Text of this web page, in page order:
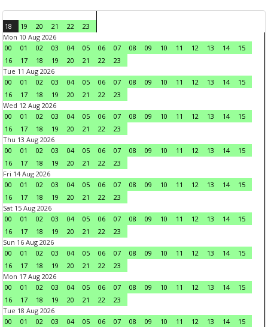
18 19 20 21 22
23
Mon 10 Aug 2026
00
01 02 03 04 05 06 07 08 09 10 11 12 13 14
15
16
17 18 19 20 21 22
23
Tue 11 Aug 2026
00
01 02 03 04 05 06 07 08 09 10 11 12 13 14
15
16
17 18 19 20 21 22
23
Wed 12 Aug 2026
00
01 02 03 04 05 06 07 08 09 10 11 12 13 14
15
16
17 18 19 20 21 22
23
Thu 13 Aug 2026
00
01 02 03 04 05 06 07 08 09 10 11 12 13 14
15
16
17 18 19 20 21 22
23
Fri 14 Aug 2026
00
01 02 03 04 05 06 07 08 09 10 11 12 13 14
15
16
17 18 19 20 21 22
23
Sat 15 Aug 2026
00
01 02 03 04 05 06 07 08 09 10 11 12 13 14
15
16
17 18 19 20 21 22
23
Sun 16 Aug 2026
00
01 02 03 04 05 06 07 08 09 10 11 12 13 14
15
16
17 18 19 20 21 22
23
Mon 17 Aug 2026
00
01 02 03 04 05 06 07 08 09 10 11 12 13 14
15
16
17 18 19 20 21 22
23
Tue 18 Aug 2026
00
01 02 03 04 05 06 07 08 09 10 11 12 13 14 15